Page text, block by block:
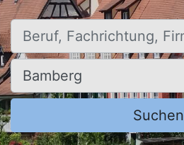
Beruf, Fachrichtung, Firma
Ort, Stadt
Suchen